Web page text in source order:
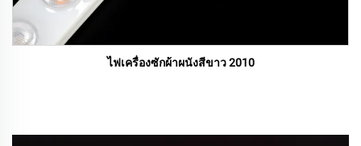
ไฟเครื่องซักผ้าผนังสีขาว 2010